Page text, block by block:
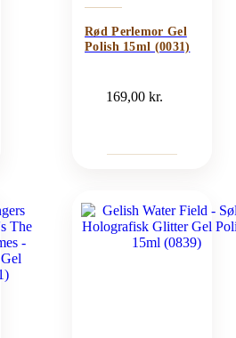
Rød Perlemor Gel
Polish 15ml (0031)
169,00kr.